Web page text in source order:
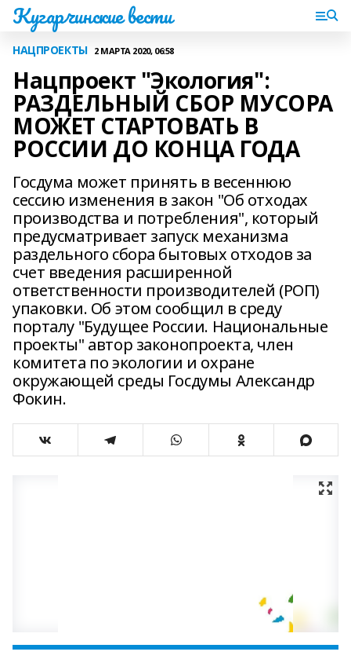
Кугарчинские вести
НАЦПРОЕКТЫ 2 МАРТА 2020, 06:58
Нацпроект "Экология":
РАЗДЕЛЬНЫЙ СБОР МУСОРА
МОЖЕТ СТАРТОВАТЬ В
РОССИИ ДО КОНЦА ГОДА
Госдума может принять в весеннюю
сессию изменения в закон "Об отходах
производства и потребления", который
предусматривает запуск механизма
раздельного сбора бытовых отходов за
счет введения расширенной
ответственности производителей (РОП)
упаковки. Об этом сообщил в среду
порталу "Будущее России. Национальные
проекты" автор законопроекта, член
комитета по экологии и охране
окружающей среды Госдумы Александр
Фокин.